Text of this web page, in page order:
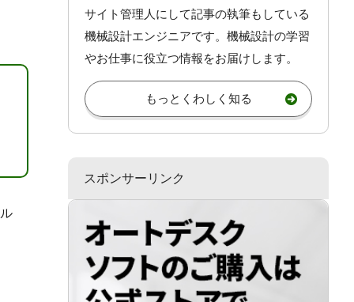
サイト管理人にして記事の執筆もしている
機械設計エンジニアです。機械設計の学習
やお仕事に役立つ情報をお届けします。
もっとくわしく知る
スポンサーリンク